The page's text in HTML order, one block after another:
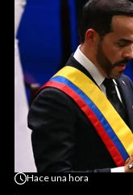
Haceuna hora